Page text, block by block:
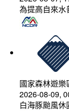
為提高自來
國家森林遊樂
2026-08-09,
白海豚颱風